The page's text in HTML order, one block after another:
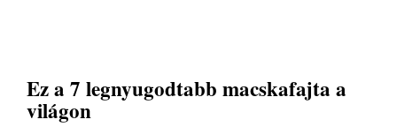
Ez a 7 legnyugodtabb macskafajta a
világon